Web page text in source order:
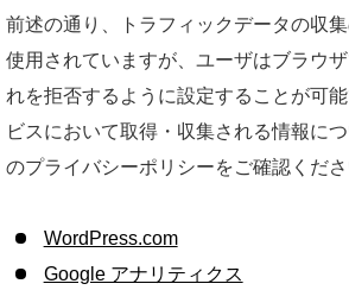
前述の通り、トラフィックデータの収
使用されていますが、ユーザはブラウ
れを拒否するように設定することが可
ビスにおいて取得・収集される情報に
のプライバシーポリシーをご確認くださ
WordPress.com
Google アナリティクス